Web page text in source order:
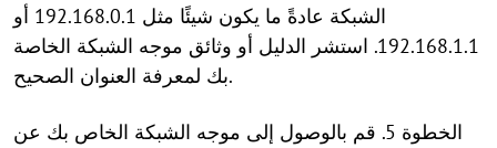
الشبكة عادةً ما يكون شيئًا مثل 192.168.0.1 أو
192.168.1.1. استشر الدليل أو وثائق موجه الشبكة الخاصة
بك لمعرفة العنوان الصحيح.
الخطوة 5. قم بالوصول إلى موجه الشبكة الخاص بك عن